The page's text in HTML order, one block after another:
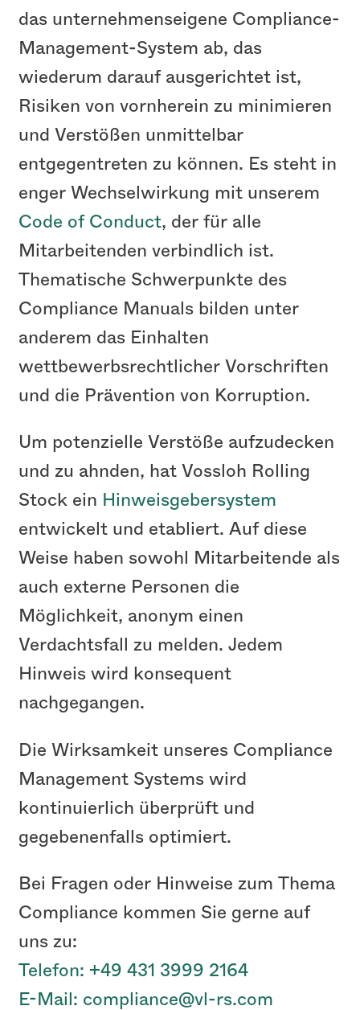
das unternehmenseigene Compliance-
Management-System ab, das
wiederum darauf ausgerichtet ist,
Risiken von vornherein zu minimieren
und Verstößen unmittelbar
entgegentreten zu können. Es steht in
enger Wechselwirkung mit unserem
Code of Conduct, der für alle
Mitarbeitenden verbindlich ist.
Thematische Schwerpunkte des
Compliance Manuals bilden unter
anderem das Einhalten
wettbewerbsrechtlicher Vorschriften
und die Prävention von Korruption.
Um potenzielle Verstöße aufzudecken
und zu ahnden, hat Vossloh Rolling
Stock ein Hinweisgebersystem
entwickelt und etabliert. Auf diese
Weise haben sowohl Mitarbeitende als
auch externe Personen die
Möglichkeit, anonym einen
Verdachtsfall zu melden. Jedem
Hinweis wird konsequent
nachgegangen.
Die Wirksamkeit unseres Compliance
Management Systems wird
kontinuierlich überprüft und
gegebenenfalls optimiert.
Bei Fragen oder Hinweise zum Thema
Compliance kommen Sie gerne auf
uns zu:
Telefon: +49 431 3999 2164
E-Mail: compliance@vl-rs.com